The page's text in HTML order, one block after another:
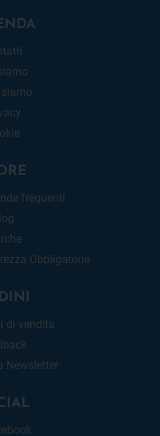
frequenti
Obbligatorie
di vendita
Newsletter